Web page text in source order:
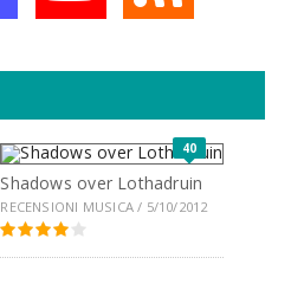
40
Shadows over Lothadruin
RECENSIONI MUSICA / 5/10/2012